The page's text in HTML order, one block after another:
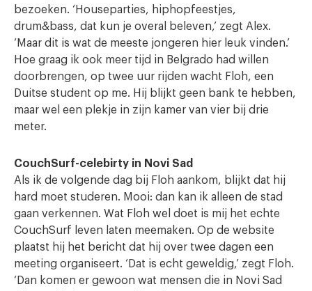
bezoeken. ‘Houseparties, hiphopfeestjes,
drum&bass, dat kun je overal beleven,’ zegt Alex.
‘Maar dit is wat de meeste jongeren hier leuk vinden.’
Hoe graag ik ook meer tijd in Belgrado had willen
doorbrengen, op twee uur rijden wacht Floh, een
Duitse student op me. Hij blijkt geen bank te hebben,
maar wel een plekje in zijn kamer van vier bij drie
meter.
CouchSurf-celebirty in Novi Sad
Als ik de volgende dag bij Floh aankom, blijkt dat hij
hard moet studeren. Mooi: dan kan ik alleen de stad
gaan verkennen. Wat Floh wel doet is mij het echte
CouchSurf leven laten meemaken. Op de website
plaatst hij het bericht dat hij over twee dagen een
meeting organiseert. ‘Dat is echt geweldig,’ zegt Floh.
‘Dan komen er gewoon wat mensen die in Novi Sad